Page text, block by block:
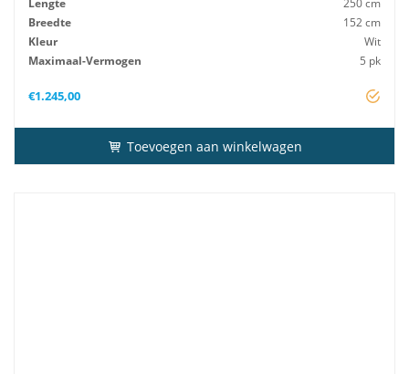
Lengte
250 cm
Breedte
152 cm
Kleur
Wit
Maximaal-Vermogen
5 pk
€1.245,00
Toevoegen aan winkelwagen